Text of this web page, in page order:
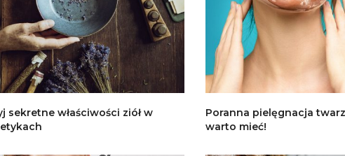
sekretne właściwości ziół w
Poranna pielęgnacja
warto mieć!